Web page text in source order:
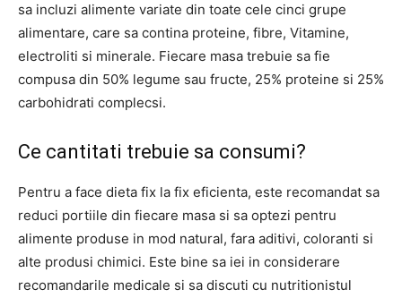
sa incluzi alimente variate din toate cele cinci grupe
alimentare, care sa contina proteine, fibre, Vitamine,
electroliti si minerale. Fiecare masa trebuie sa fie
compusa din 50% legume sau fructe, 25% proteine si 25%
carbohidrati complecsi.
Ce cantitati trebuie sa consumi?
Pentru a face dieta fix la fix eficienta, este recomandat sa
reduci portiile din fiecare masa si sa optezi pentru
alimente produse in mod natural, fara aditivi, coloranti si
alte produsi chimici. Este bine sa iei in considerare
recomandarile medicale si sa discuti cu nutritionistul